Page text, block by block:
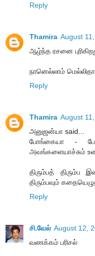
Reply
Thamira August
ஆழ்ந்த ரசனை
நானெல்லாம்
Reply
Thamira August
அனுஜன்யா said...
போங்கையா -
அவங்களையாச்சும்
திரும்பத் திரும்ப
திரும்பவும்
Reply
சி.வேல் August 12,
வணக்கம் பரிசல்